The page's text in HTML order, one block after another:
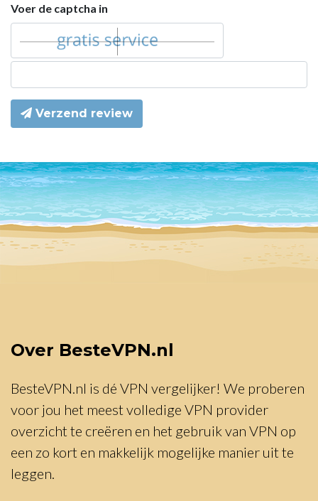
Voer de captcha in
Verzend review
Over BesteVPN.nl
BesteVPN.nl is dé VPN vergelijker! We proberen
voor jou het meest volledige VPN provider
overzicht te creëren en het gebruik van VPN op
een zo kort en makkelijk mogelijke manier uit te
leggen.